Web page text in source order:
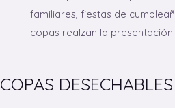
familiares, fiestas de
copas realzan la
COPAS